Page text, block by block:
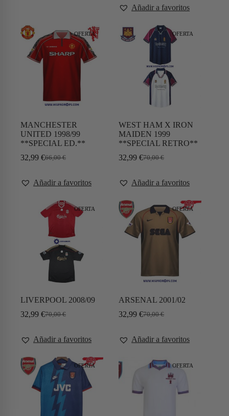
Añadir a favoritos
OFERTA
MANCHESTER
UNITED 1998/99
**SPECIAL ED.**
66,00€
32,99 €
Añadir a favoritos
OFERTA
WEST HAM X IRON
MAIDEN 1999
**SPECIAL RETRO**
70,00€
32,99€
Añadir a favoritos
OFERTA
LIVERPOOL 2008/09
70,00€
32,99 €
Añadir a favoritos
OFERTA
ARSENAL 2001/02
70,00€
32,99€
Añadir a favoritos
OFERTA OFERTA